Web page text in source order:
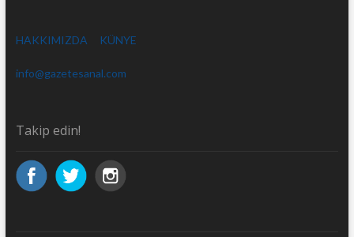
HAKKIMIZDA KÜNYE
info@gazetesanal.com
Takip edin!